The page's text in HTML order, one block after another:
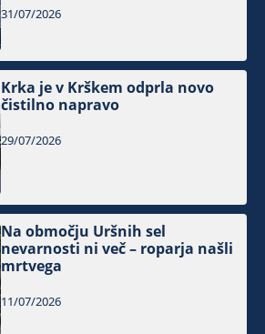
31/07/2026
Krka je v Krškem odprla novo
čistilno napravo
29/07/2026
Na območju Uršnih sel
nevarnosti ni več – roparja našli
mrtvega
11/07/2026